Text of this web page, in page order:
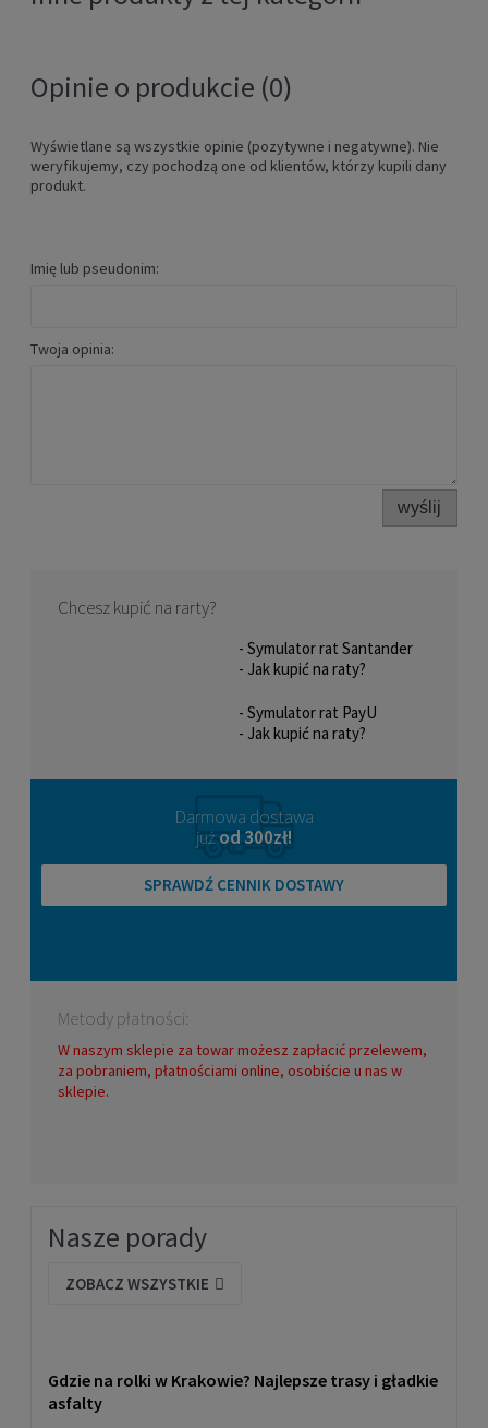
Opinie o produkcie (0)
Wyświetlane są wszystkie opinie (pozytywne i negatywne). Nie
weryfikujemy, czy pochodzą one od klientów, którzy kupili dany
produkt.
Imię lub pseudonim:
Twoja opinia:
wyślij
Chcesz kupić na rarty?
- Symulator rat Santander
- Jak kupić na raty?
- Symulator rat PayU
- Jak kupić na raty?
Darmowa dostawa
już od 300zł!
SPRAWDŹ CENNIK DOSTAWY
Metody płatności:
W naszym sklepie za towar możesz zapłacić przelewem,
za pobraniem, płatnościami online, osobiście u nas w
sklepie.
Nasze porady
ZOBACZ WSZYSTKIE
Gdzie na rolki w Krakowie? Najlepsze trasy i gładkie
asfalty